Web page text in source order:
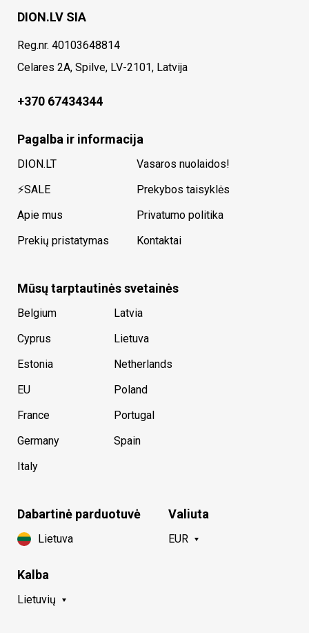
DION.LV SIA
Reg.nr. 40103648814
Celares 2A, Spilve, LV-2101, Latvija
+370 67434344
Pagalba ir informacija
DION.LT
⚡SALE
Apie mus
Prekių pristatymas
Vasaros nuolaidos!
Prekybos taisyklės
Privatumo politika
Kontaktai
Mūsų tarptautinės svetainės
Belgium
Cyprus
Estonia
EU
France
Germany
Italy
Latvia
Lietuva
Netherlands
Poland
Portugal
Spain
Dabartinė parduotuvė
Lietuva
Kalba
Lietuvių
Valiuta
EUR